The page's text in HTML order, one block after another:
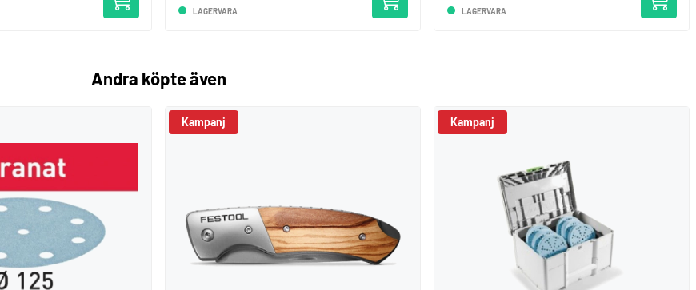
LAGERVARA LAGERVARA
Andra köpte även
Kampanj Kampanj